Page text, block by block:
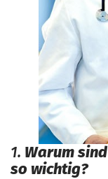
1. Warum
so wichtig?